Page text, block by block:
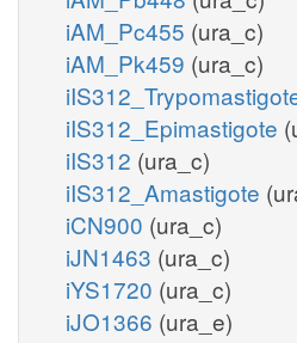
iAM_Pc455 (ura_c)
iAM_Pk459 (ura_c)
iIS312_Epimastigote
iIS312 (ura_c)
iIS312_Amastigote
iCN900 (ura_c)
iJN1463 (ura_c)
iYS1720 (ura_c)
iJO1366 (ura_e)